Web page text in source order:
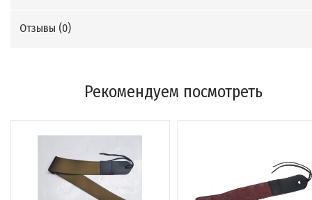
Отзывы (0)
Рекомендуем посмотреть